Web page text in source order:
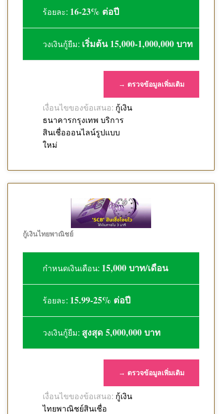
ร้อยละ: 16-23% ต่อปี
วงเงินกู้ยืม: เริ่มต้น 15,000-1,000,000 บาท
→ ตรวจข้อมูลเพิ่มเติม
เงื่อนไขของข้อเสนอ: กู้เงิน
ธนาคารกรุงเทพ บริการ
สินเชื่อออนไลน์รูปแบบ
ใหม่
กู้เงินไทยพาณิชย์
กำหนดเงินเดือน: 15,000 บาท/เดือน
ร้อยละ: 15.99-25% ต่อปี
วงเงินกู้ยืม: สูงสุด 5,000,000 บาท
→ ตรวจข้อมูลเพิ่มเติม
เงื่อนไขของข้อเสนอ: กู้เงิน
ไทยพาณิชย์สินเชื่อ